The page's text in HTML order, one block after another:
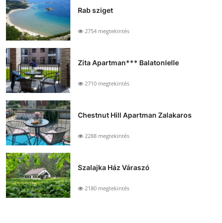
Rab sziget
2754 megtekintés
Zita Apartman*** Balatonlelle
2710 megtekintés
Chestnut Hill Apartman Zalakaros
2288 megtekintés
Szalajka Ház Váraszó
2180 megtekintés